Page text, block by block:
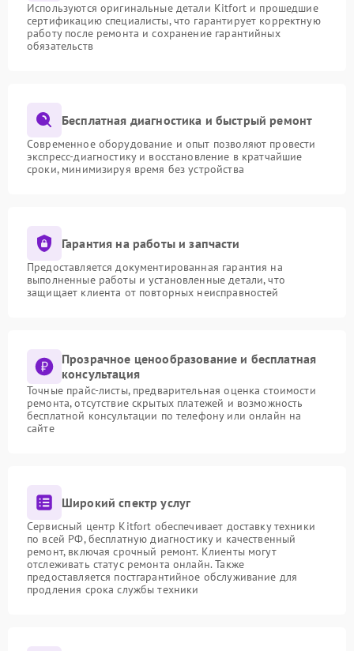
Используются оригинальные детали Kitfort и прошедшие
сертификацию специалисты, что гарантирует корректную
работу после ремонта и сохранение гарантийных
обязательств
Бесплатная диагностика и быстрый ремонт
Современное оборудование и опыт позволяют провести
экспресс-диагностику и восстановление в кратчайшие
сроки, минимизируя время без устройства
Гарантия на работы и запчасти
Предоставляется документированная гарантия на
выполненные работы и установленные детали, что
защищает клиента от повторных неисправностей
Прозрачное ценообразование и бесплатная
консультация
Точные прайс-листы, предварительная оценка стоимости
ремонта, отсутствие скрытых платежей и возможность
бесплатной консультации по телефону или онлайн на
сайте
Широкий спектр услуг
Сервисный центр Kitfort обеспечивает доставку техники
по всей РФ, бесплатную диагностику и качественный
ремонт, включая срочный ремонт. Клиенты могут
отслеживать статус ремонта онлайн. Также
предоставляется постгарантийное обслуживание для
продления срока службы техники